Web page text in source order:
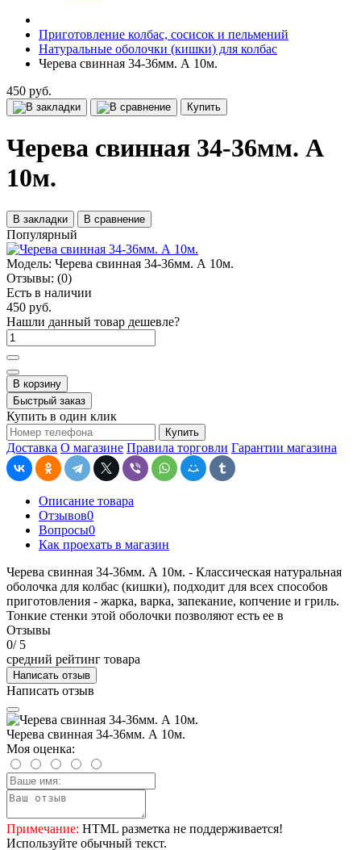
Приготовление колбас, сосисок и пельмений
Натуральные оболочки (кишки) для колбас
Черева свинная 34-36мм. А 10м.
450 руб.
Купить
Черева свинная 34-36мм. А
10м.
В закладки В сравнение
Популярный
Модель: Черева свинная 34-36мм. А 10м.
Отзывы: (0)
Есть в наличии
450 руб.
Нашли данный товар дешевле?
В корзину
Быстрый заказ
Купить в один клик
Купить
Доставка О магазине Правила торговли Гарантии магазина
Описание товара
Отзывов0
Вопросы0
Как проехать в магазин
Черева свинная 34-36мм. А 10м. - Классическая натуральная
оболочка для колбас (кишки), подходит для всех способов
приготовления - жарка, варка, запекание, копчение и гриль.
Тонкие стенки этой оболочки позволяют есть ее в
Отзывы
0/ 5
средний рейтинг товара
Написать отзыв
Написать отзыв
Черева свинная 34-36мм. А 10м.
Моя оценка:
Примечание: HTML разметка не поддерживается!
Используйте обычный текст.